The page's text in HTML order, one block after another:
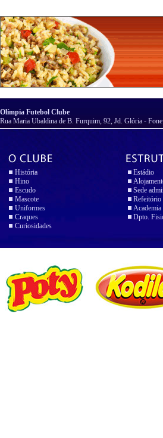
Olímpia Futebol Clube
Rua Maria Ubaldina de B. Furquim, 92, Jd. Glória -
História
Hino
Escudo
Mascote
Uniformes
Craques
Curiosidades
Estádio
Sede
Refeitório
Dpto.